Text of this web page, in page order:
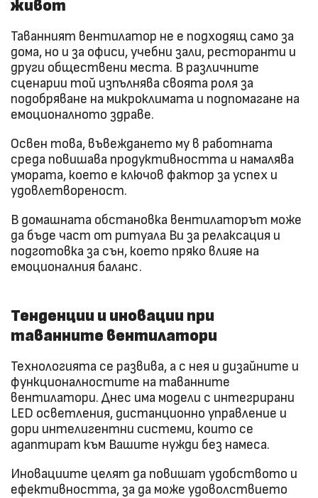
живот
Таванният вентилатор не е подходящ само за
дома, но и за офиси, учебни зали, ресторанти и
други обществени места. В различните
сценарии той изпълнява своята роля за
подобряване на микроклимата и подпомагане на
емоционалното здраве.
Освен това, въвеждането му в работната
среда повишава продуктивността и намалява
умората, което е ключов фактор за успех и
удовлетвореност.
В домашната обстановка вентилаторът може
да бъде част от ритуала Ви за релаксация и
подготовка за сън, което пряко влияе на
емоционалния баланс.
Тенденции и иновации при
таванните вентилатори
Технологията се развива, а с нея и дизайните и
функционалностите на таванните
вентилатори. Днес има модели с интегрирани
LED осветления, дистанционно управление и
дори интелигентни системи, които се
адаптират към Вашите нужди без намеса.
Иновациите целят да повишат удобството и
ефективността, за да може удоволствието